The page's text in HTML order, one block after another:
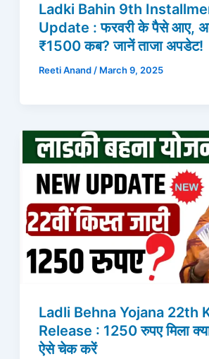
Ladki Bahin 9th
Update : फरवरी के पैसे आए,
₹1500 कब? जानें ताजा अपडेट!
Reeti Anand / March 9, 2025
Ladli Behna Yojana 22th
Release : 1250 रुपए मिला
ऐसे चेक करें